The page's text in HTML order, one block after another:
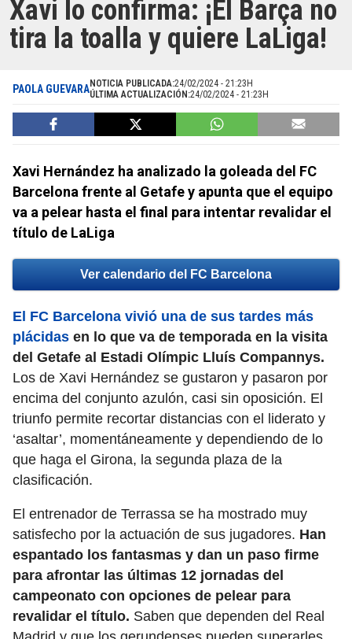
Xavi lo confirma: ¡El Barça no
tira la toalla y quiere LaLiga!
PAOLA GUEVARANOTICIA PUBLICADA:24/02/2024 - 21:23H
ÚLTIMA ACTUALIZACIÓN:24/02/2024 - 21:23H
Xavi Hernández ha analizado la goleada del FC
Barcelona frente al Getafe y apunta que el equipo
va a pelear hasta el final para intentar revalidar el
título de LaLiga
Ver calendario del FC Barcelona
El FC Barcelona vivió una de sus tardes más
plácidas en lo que va de temporada en la visita
del Getafe al Estadi Olímpic Lluís Compannys.
Los de Xavi Hernández se gustaron y pasaron por
encima del conjunto azulón, casi sin oposición. El
triunfo permite recortar distancias con el liderato y
‘asaltar’, momentáneamente y dependiendo de lo
que haga el Girona, la segunda plaza de la
clasificación.
El entrenador de Terrassa se ha mostrado muy
satisfecho por la actuación de sus jugadores. Han
espantado los fantasmas y dan un paso firme
para afrontar las últimas 12 jornadas del
campeonato con opciones de pelear para
revalidar el título. Saben que dependen del Real